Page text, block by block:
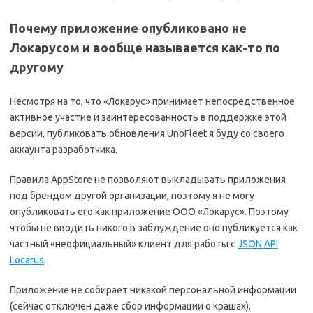
Почему приложение опубликовано не
Локарусом и вообще называется как-то по
другому
Несмотря на то, что «Локарус» принимает непосредственное
активное участие и заинтересованность в поддержке этой
версии, публиковать обновления UnoFleet я буду со своего
аккаунта разработчика.
Правила AppStore не позволяют выкладывать приложения
под брендом другой организации, поэтому я не могу
опубликовать его как приложение ООО «Локарус». Поэтому
чтобы не вводить никого в заблуждение оно публикуется как
частный «неофициальный» клиент для работы с JSON API
Locarus.
Приложение не собирает никакой персональной информации
(сейчас отключен даже сбор информации о крашах).